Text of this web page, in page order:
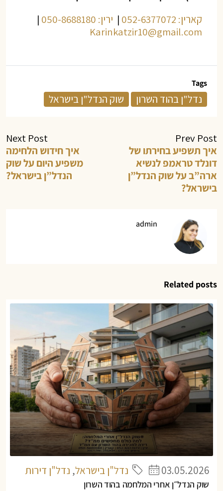
קארין: 052-6377072 | ירין: 050-8688180
|
Karinkatzir10@gmail.com
Tags
נדל"ן בהוד השרון שוק הנדל"ן בישראל
Prev Post
איך תשפיע בחירתו של
דונלד טראמפ לנשיא
ארה”ב על שוק הנדל”ן
בישראל?
Next Post
איך חידוש הלחימה
משפיע היום על שוק
הנדל”ן בישראל?
admin
Related posts
03.05.2026 נדל"ן בישראל, נדל"ן דירות
שוק הנדל״ן אחרי המלחמה בהוד השרון